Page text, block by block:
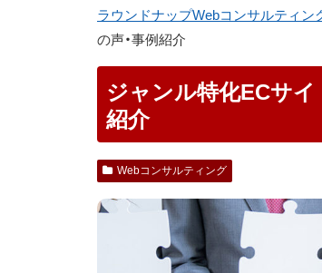
ラウンドナップWebコンサルティン
の声・事例紹介
ジャンル特化ECサイ
紹介
Webコンサルティング